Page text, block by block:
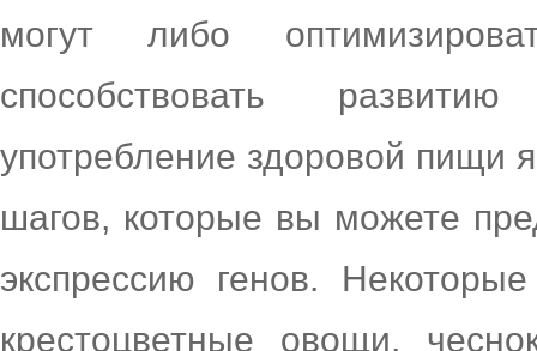
могут либо
способствовать
употребление здоровой пищи
шагов, которые вы можете
экспрессию генов.
крестоцветные овощи,